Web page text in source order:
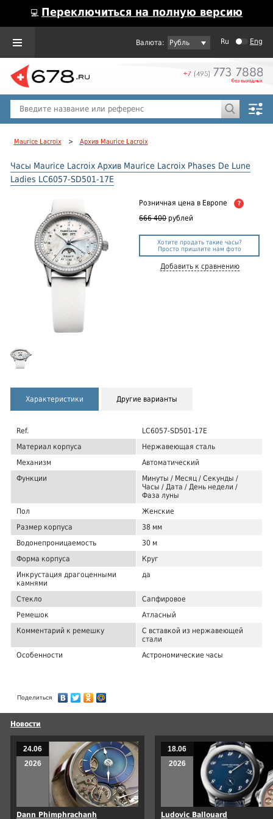
💻 Переключиться на полную версию
Рубль Ru Eng
Maurice Lacroix > Архив Maurice Lacroix
Часы Maurice Lacroix Архив Maurice Lacroix Phases De Lune
Ladies LC6057-SD501-17E
Розничная цена в Европе ?
666 400 рублей
Хотите продать такие часы?
Просто пришлите нам фото
Добавить к сравнению
Характеристики Другие варианты
Ref.
LC6057-SD501-17E
Материал корпуса
Нержавеющая сталь
Механизм
Автоматический
Функции
Минуты / Месяц / Секунды /
Часы / Дата / День недели /
Фаза луны
Пол
Женские
Размер корпуса
38 мм
Водонепроницаемость
30 м
Форма корпуса
Круг
Инкрустация драгоценными
камнями
да
Стекло
Сапфировое
Ремешок
Атласный
Комментарий к ремешку
С вставкой из нержавеющей
стали
Особенности
Астрономические часы
Поделиться
Новости
24.06
2026
Dann Phimphrachanh
18.06
2026
Ludovic Ballouard